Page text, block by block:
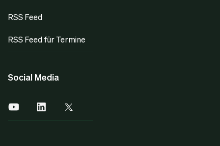
RSS Feed
RSS Feed für Termine
Social Media